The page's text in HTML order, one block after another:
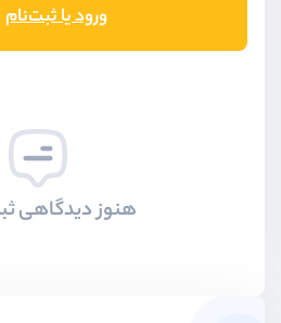
ورود یا ثبت‌نام
هنوز دیدگاهی